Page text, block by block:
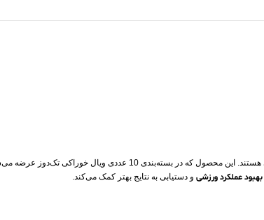
یک مکمل ایده‌آل برای افرادی است که به دنبال تسریع روند کاهش وزن خود همراه با تمرینات
بهبود عملکرد ورزشی و دستیابی به نتایج بهتر کمک می‌کند.